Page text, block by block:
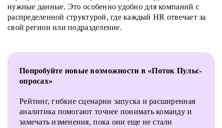
нужные данные. Это особенно удобно для компаний с
распределенной структурой, где каждый HR отвечает за
свой регион или подразделение.
Попробуйте новые возможности в «Поток Пульс-
опросах»
Рейтинг, гибкие сценарии запуска и расширенная
аналитика помогают точнее понимать команду и
замечать изменения, пока они еще не стали